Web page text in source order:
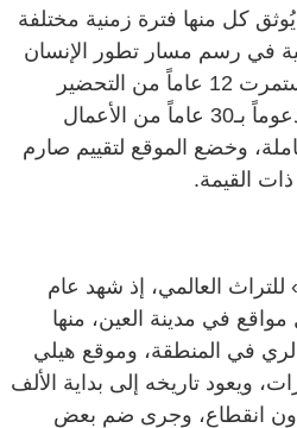
يُوثق كل منها فترة زمنية مختلفة
في رسم مسار تطور الإنسان
في البيئات القاحلة، ويمثل هذا الاعتراف تتويجاً لجهود استمرت 12 عاماً من التحضير
المستمر للموقع والملف الذي قدم في فبراير 2024، مدعوماً بـ30 عاماً من الأعمال
وخضع الموقع لتقييم صارم
ذات القيمة.
العالمي، إذ شهد عام
مواقع في مدينة العين، منها
في المنطقة، وموقع هيلي
ويعود تاريخه إلى بداية الألف
دون انقطاع، وجرى ضم بعض